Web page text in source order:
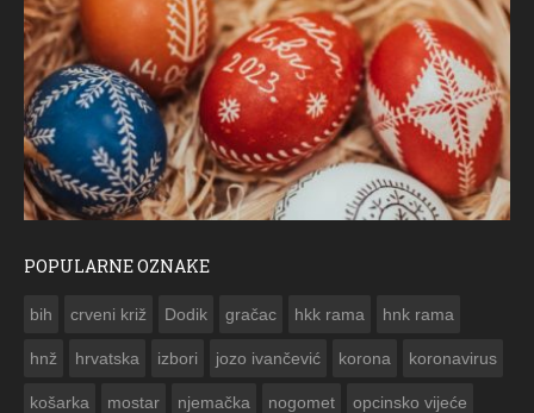
POPULARNE OZNAKE
bih crveni križ Dodik gračac hkk rama hnk rama
hnž hrvatska izbori jozo ivančević korona koronavirus
košarka mostar njemačka nogomet opcinsko vijeće